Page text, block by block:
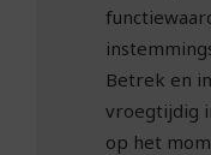
Betrek en
vroegtijdig
op het